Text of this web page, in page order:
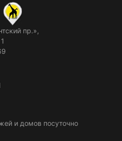
пр.»,
и домов посуточно